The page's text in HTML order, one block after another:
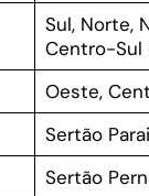
Sul, Norte,
Centro-Sul
Oeste,
Sertão
Sertão